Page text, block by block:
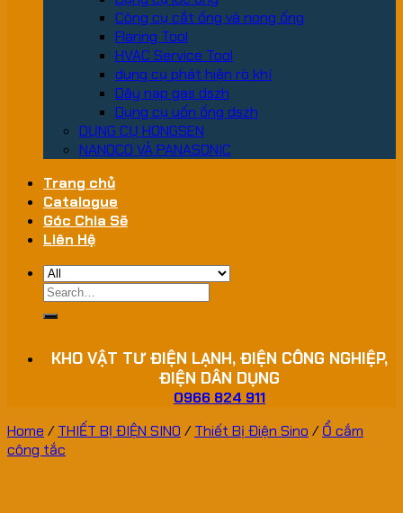
Công cụ cắt ống và nong ống
Flaring Tool
HVAC Service Tool
dung cụ phát hiện rò khí
Dây nạp gas dszh
Dụng cụ uốn ống dszh
DỤNG CỤ HONGSEN
NANOCO VÀ PANASONIC
Trang chủ
Catalogue
Góc Chia Sẽ
Liên Hệ
Search
for:
KHO VẬT TƯ ĐIỆN LẠNH, ĐIỆN CÔNG NGHIỆP,
ĐIỆN DÂN DỤNG
0966 824 911
Home / THIẾT BỊ ĐIỆN SINO / Thiết Bị Điện Sino / Ổ cắm
công tắc